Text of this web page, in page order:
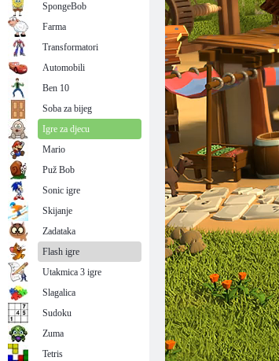
SpongeBob
Farma
Transformatori
Automobili
Ben 10
Soba za bijeg
Igre za djecu
Mario
Puž Bob
Sonic igre
Skijanje
Zadataka
Flash igre
Utakmica 3 igre
Slagalica
Sudoku
Zuma
Tetris